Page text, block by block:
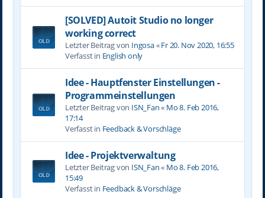
[SOLVED] Autoit Studio no longer
working correct
Letzter Beitrag von Ingosa«Fr 20. Nov 2020, 16:55
Verfasst in English only
Idee - Hauptfenster Einstellungen -
Programmeinstellungen
Letzter Beitrag von ISN_Fan« Mo 8. Feb 2016,
17:14
Verfasst in Feedback & Vorschläge
Idee - Projektverwaltung
Letzter Beitrag von ISN_Fan« Mo 8. Feb 2016,
15:49
Verfasst in Feedback & Vorschläge